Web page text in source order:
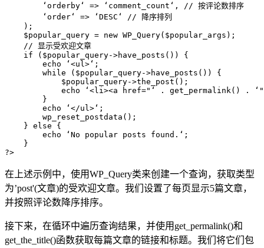
        ‘orderby‘ => ‘comment_count‘, // 按评论数排序
        ‘order‘ => ‘DESC‘ // 降序排列
    );
    $popular_query = new WP_Query($popular_args);
    // 显示受欢迎文章
    if ($popular_query->have_posts()) {
        echo ‘<ul>‘;
        while ($popular_query->have_posts()) {
            $popular_query->the_post();
echo ‘<li><a href="‘ . get_permalink() .
        }
        echo ‘</ul>‘;
        wp_reset_postdata();
    } else {
        echo ‘No popular posts found.‘;
    }
在上述示例中，使用WP_Query类来创建一个查询，获取类型
为’post'(文章)的受欢迎文章。我们设置了每页显示5篇文章，
并按照评论数降序排序。
接下来，在循环中遍历查询结果，并使用get_permalink()和
get_the_title()函数获取每篇文章的链接和标题。我们将它们包